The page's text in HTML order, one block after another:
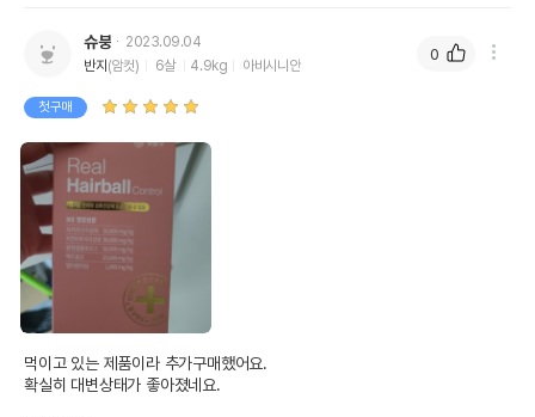
슈붕
2023.09.04
반지 (암컷) 6살 4.9kg 아비시니안
첫구매
먹이고 있는 제품이라 추가구매했어요.
확실히 대변상태가 좋아졌네요.
0